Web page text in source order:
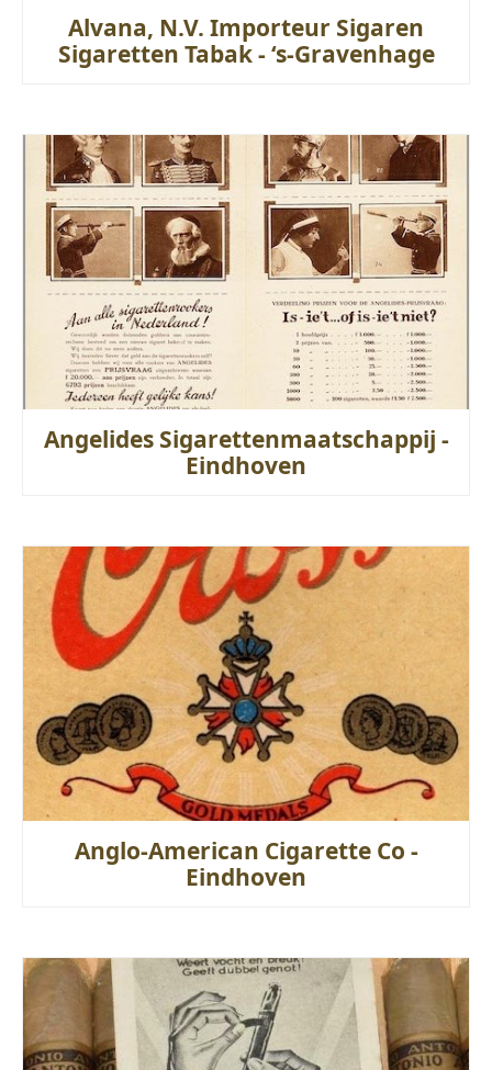
Alvana, N.V. Importeur Sigaren
Sigaretten Tabak - ‘s-Gravenhage
Angelides Sigarettenmaatschappij -
Eindhoven
Anglo-American Cigarette Co -
Eindhoven